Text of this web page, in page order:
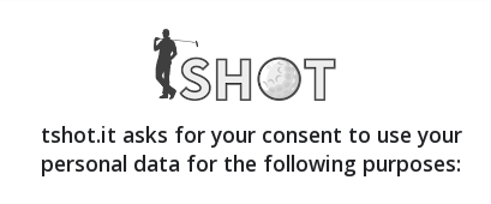
Tiger Woods ha calpestato nuovamente
il prato di un campo da golf dopo lo stop
per l’operazione al ginocchio del 15 ...
tshot.it asks for your consent to use your
personal data for the following purposes: